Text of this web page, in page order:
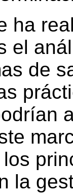
ha
el
de
la